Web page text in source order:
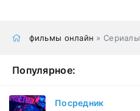
фильмы онлайн » Сериалы
Популярное:
Посредник